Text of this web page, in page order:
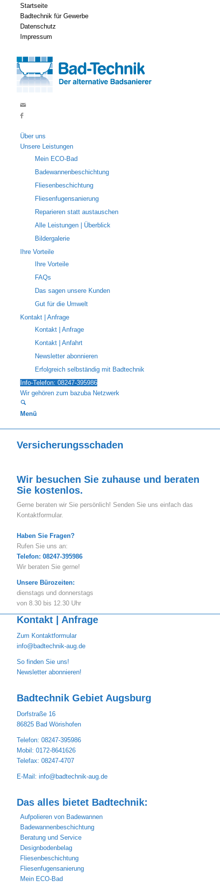
Startseite
Badtechnik für Gewerbe
Datenschutz
Impressum
Über uns
Unsere Leistungen
Mein ECO-Bad
Badewannenbeschichtung
Fliesenbeschichtung
Fliesenfugensanierung
Reparieren statt austauschen
Alle Leistungen | Überblick
Bildergalerie
Ihre Vorteile
Ihre Vorteile
FAQs
Das sagen unsere Kunden
Gut für die Umwelt
Kontakt | Anfrage
Kontakt | Anfrage
Kontakt | Anfahrt
Newsletter abonnieren
Erfolgreich selbständig mit Badtechnik
Info-Telefon: 08247-395986
Wir gehören zum bazuba Netzwerk
Menü
Versicherungsschaden
Wir besuchen Sie zuhause und beraten
Sie kostenlos.
Gerne beraten wir Sie persönlich! Senden Sie uns einfach das
Kontaktformular.
Haben Sie Fragen?
Rufen Sie uns an:
Telefon: 08247-395986
Wir beraten Sie gerne!
Unsere Bürozeiten:
dienstags und donnerstags
von 8.30 bis 12.30 Uhr
Kontakt | Anfrage
Zum Kontaktformular
info@badtechnik-aug.de
So finden Sie uns!
Newsletter abonnieren!
Badtechnik Gebiet Augsburg
Dorfstraße 16
86825 Bad Wörishofen
Telefon: 08247-395986
Mobil: 0172-8641626
Telefax: 08247-4707
E-Mail: info@badtechnik-aug.de
Das alles bietet Badtechnik:
Aufpolieren von Badewannen
Badewannenbeschichtung
Beratung und Service
Designbodenbelag
Fliesenbeschichtung
Fliesenfugensanierung
Mein ECO-Bad